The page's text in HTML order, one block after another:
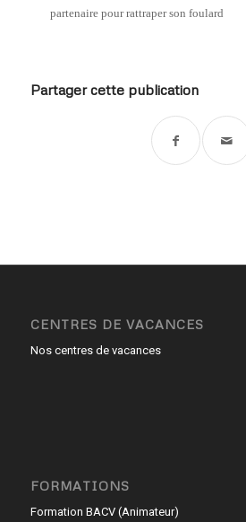
partenaire pour rattraper son foulard
Partager cette publication
CENTRES DE VACANCES
Nos centres de vacances
FORMATIONS
Formation BACV (Animateur)